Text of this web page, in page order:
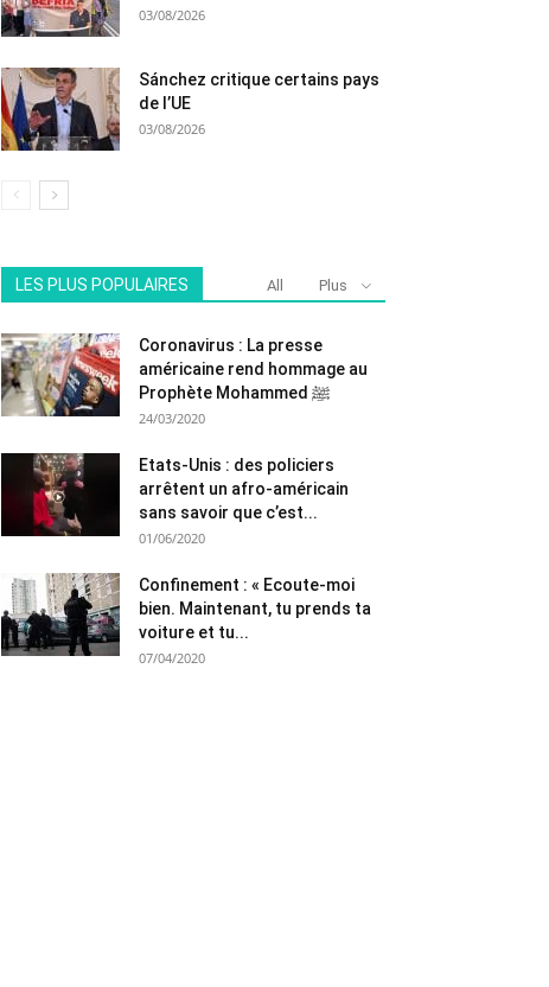
03/08/2026
Sánchez critique certains pays
de l’UE
03/08/2026
LES PLUS POPULAIRES All Plus
Coronavirus : La presse
américaine rend hommage au
Prophète Mohammed ﷺ
24/03/2020
Etats-Unis : des policiers
arrêtent un afro-américain
sans savoir que c’est...
01/06/2020
Confinement : « Ecoute-moi
bien. Maintenant, tu prends ta
voiture et tu...
07/04/2020